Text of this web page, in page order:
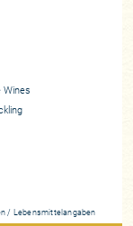
Wines
/ Lebensmittelangaben